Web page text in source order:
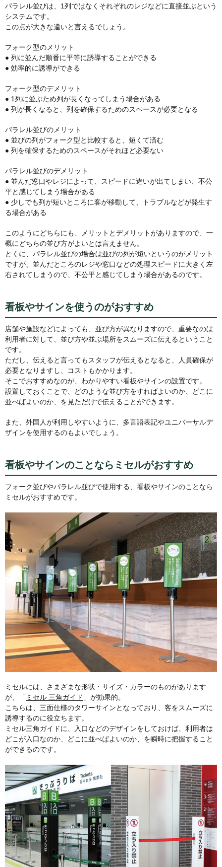
パラレル並びは、1列ではなくそれぞれのレジなどに直接並ぶという
システムです。
この点が大きな違いと言えるでしょう。
フォーク型のメリット
● 列に並んだ順番に平等に誘導することができる
● 効率的に誘導ができる
フォーク型のデメリット
● 1列に並ぶため列が長くなってしまう場合がある
● 列が長くなると、列を確保するためのスペースが必要となる
パラレル並びのメリット
● 並びの列がフォーク型と比較すると、短くて済む
● 列を確保するためのスペースがそれほど必要ない
パラレル並びのデメリット
● 並んだ窓口やレジによって、スピードに違いが出てしまい、不公
平と感じてしまう場合がある
● 少しでも列が短いところに客が移動して、トラブルなどが発生す
る場合がある
このようにどちらにも、メリットとデメリットがありますので、一
概にどちらの並び方がよいとは言えません。
とくに、パラレル並びの場合は並びの列が短いというのがメリット
ですが、並んだところのレジや窓口などの処理スピードに大きく左
右されてしまうので、不公平と感じてしまう場合があるのです。
看板やサインを使うのがおすすめ
店舗や施設などによっても、並び方が異なりますので、重要なのは
利用者に対して、並び方や並ぶ場所をスムーズに伝えるということ
です。
ただし、伝えると言ってもスタッフが伝えるとなると、人員確保が
必要となりますし、コストもかかります。
そこでおすすめなのが、わかりやすい看板やサインの設置です。
設置しておくことで、どのような並び方をすればよいのか、どこに
並べばよいのか、を見ただけで伝えることができます。
また、外国人が利用しやすいように、多言語表記やユニバーサルデ
ザインを使用するのもよいでしょう。
看板やサインのことならミセルがおすすめ
フォーク並びやパラレル並びで使用する、看板やサインのことなら
ミセルがおすすめです。
ミセルには、さまざまな形状・サイズ・カラーのものがあります
が、「 ミセル 三角ガイド 」が効果的。
こちらは、三面仕様のタワーサインとなっており、客をスムーズに
誘導するのに役立ちます。
ミセル三角ガイドに、入口などのデザインをしておけば、利用者は
どこが入口なのか、どこに並べばよいのか、を瞬時に把握すること
ができるのです。